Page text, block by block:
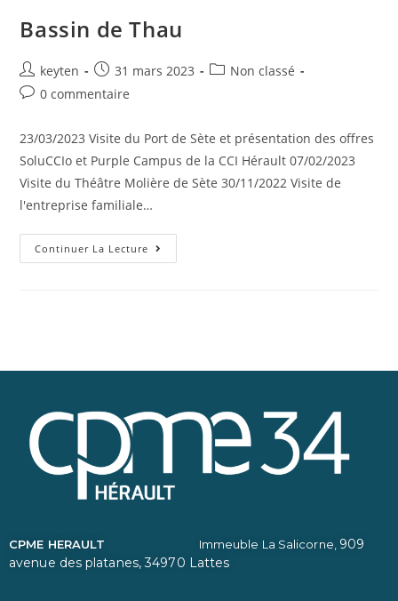
Bassin de Thau
keyten 31 mars 2023
Non classé
0 commentaire
23/03/2023 Visite du Port de Sète et présentation des offres
SoluCCIo et Purple Campus de la CCI Hérault 07/02/2023
Visite du Théâtre Molière de Sète 30/11/2022 Visite de
l'entreprise familiale…
Continuer La Lecture
CPME HERAULT Immeuble La Salicorne, 909
avenue des platanes,34970 Lattes